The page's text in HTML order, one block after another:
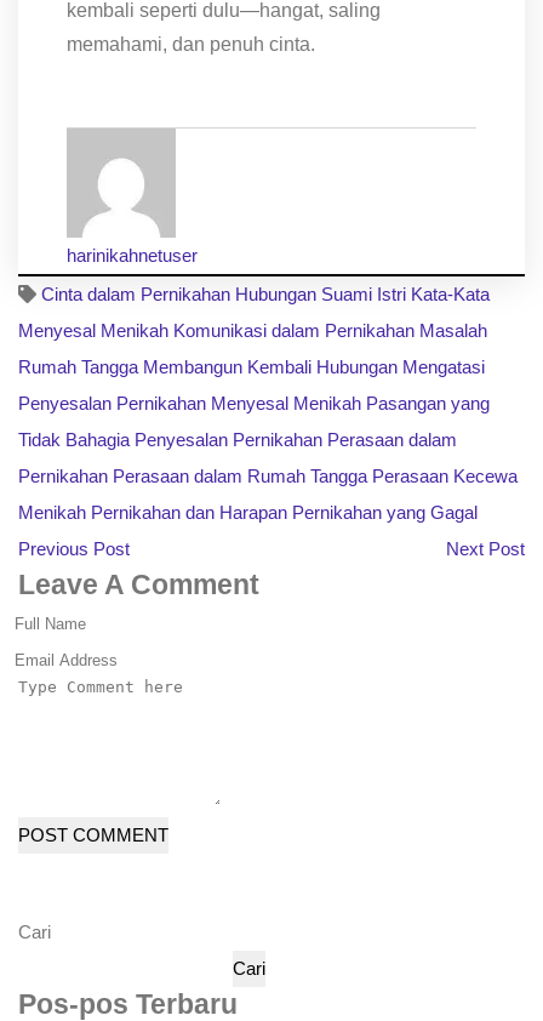
kembali seperti dulu—hangat, saling
memahami, dan penuh cinta.
harinikahnetuser
Cinta dalam Pernikahan Hubungan Suami Istri Kata-Kata
Menyesal Menikah Komunikasi dalam Pernikahan Masalah
Rumah Tangga Membangun Kembali Hubungan Mengatasi
Penyesalan Pernikahan Menyesal Menikah Pasangan yang
Tidak Bahagia Penyesalan Pernikahan Perasaan dalam
Pernikahan Perasaan dalam Rumah Tangga Perasaan Kecewa
Menikah Pernikahan dan Harapan Pernikahan yang Gagal
Previous Post
Next Post
Leave A Comment
POST COMMENT
Cari
Cari
Pos-pos Terbaru